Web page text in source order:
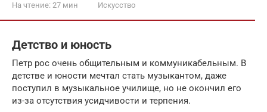
На чтение: 27 мин Искусство
Детство и юность
Петр рос очень общительным и коммуникабельным. В
детстве и юности мечтал стать музыкантом, даже
поступил в музыкальное училище, но не окончил его
из-за отсутствия усидчивости и терпения.